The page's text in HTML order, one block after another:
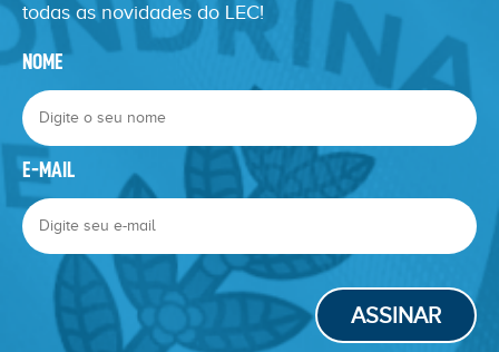
todas as novidades do LEC!
NOME
E-MAIL
ASSINAR